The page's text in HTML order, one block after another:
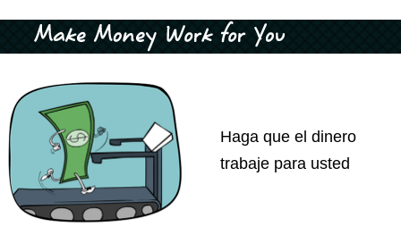
Haga que el dinero
trabaje para usted